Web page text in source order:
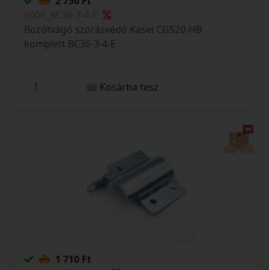
Bozótvágó szórásvédő Kasei CG520-HB
komplett BC36-3-4-E
Kosárba tesz
1 710 Ft